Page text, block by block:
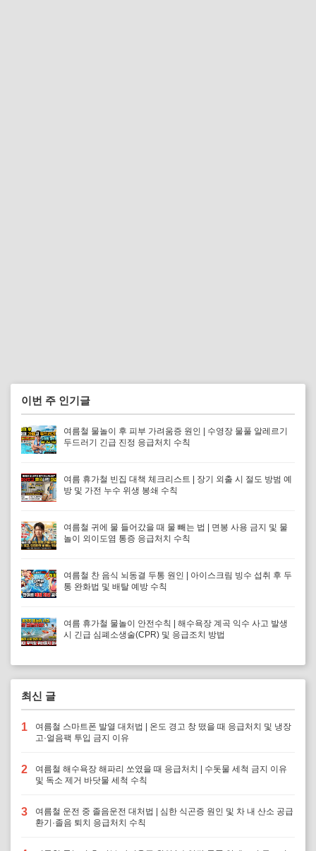
이번 주 인기글
여름철 물놀이 후 피부 가려움증 원인 | 수영장 물풀 알레르기
두드러기 긴급 진정 응급처치 수칙
여름 휴가철 빈집 대책 체크리스트 | 장기 외출 시 절도 방범 예
방 및 가전 누수 위생 봉쇄 수칙
여름철 귀에 물 들어갔을 때 물 빼는 법 | 면봉 사용 금지 및 물
놀이 외이도염 통증 응급처치 수칙
여름철 찬 음식 뇌동결 두통 원인 | 아이스크림 빙수 섭취 후 두
통 완화법 및 배탈 예방 수칙
여름 휴가철 물놀이 안전수칙 | 해수욕장 계곡 익수 사고 발생
시 긴급 심폐소생술(CPR) 및 응급조치 방법
최신 글
1
여름철 스마트폰 발열 대처법 | 온도 경고 창 떴을 때 응급처치 및 냉장
고·얼음팩 투입 금지 이유
2
여름철 해수욕장 해파리 쏘였을 때 응급처치 | 수돗물 세척 금지 이유
및 독소 제거 바닷물 세척 수칙
3
여름철 운전 중 졸음운전 대처법 | 심한 식곤증 원인 및 차 내 산소 공급
환기·졸음 퇴치 응급처치 수칙